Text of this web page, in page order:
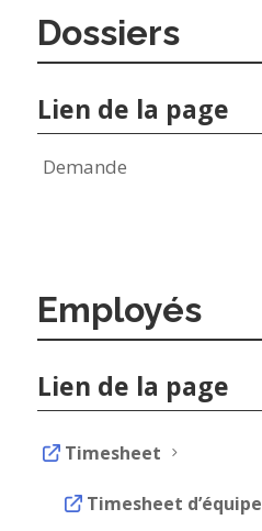
Dossiers
Lien de la page
Demande
Employés
Lien de la page
Timesheet 5
Timesheet d’équipe